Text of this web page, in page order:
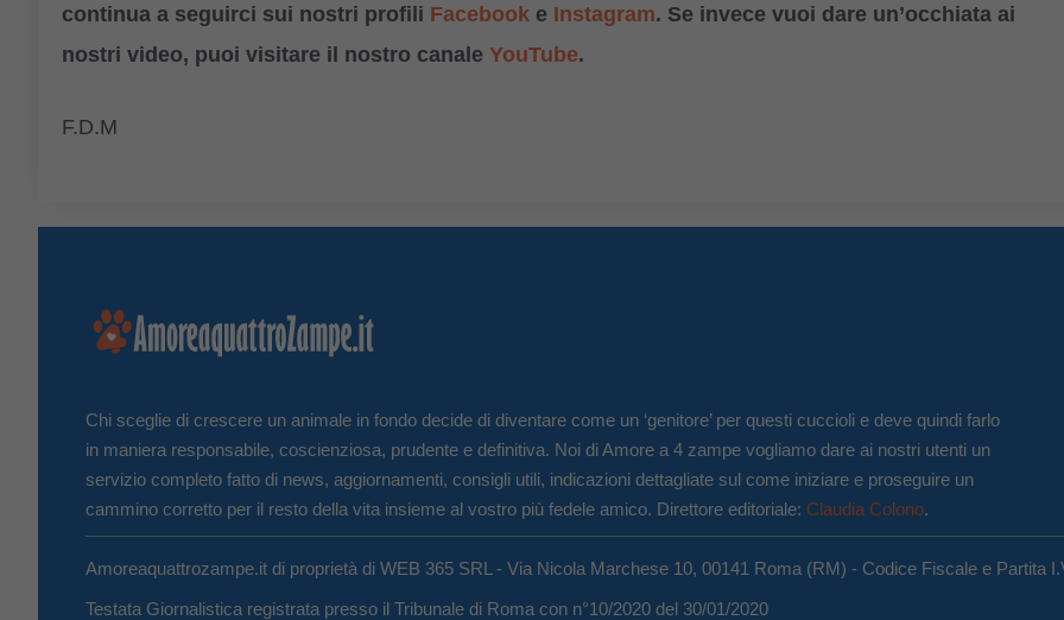
continua a seguirci sui nostri profili Facebook e Instagram. Se invece vuoi dare un’occhiata ai
nostri video, puoi visitare il nostro canale YouTube.
F.D.M
Chi sceglie di crescere un animale in fondo decide di diventare come un ‘genitore’ per questi cuccioli e deve quindi farlo
in maniera responsabile, coscienziosa, prudente e definitiva. Noi di Amore a 4 zampe vogliamo dare ai nostri utenti un
servizio completo fatto di news, aggiornamenti, consigli utili, indicazioni dettagliate sul come iniziare e proseguire un
cammino corretto per il resto della vita insieme al vostro più fedele amico. Direttore editoriale: Claudia Colono.
Amoreaquattrozampe.it di proprietà di WEB 365 SRL - Via Nicola Marchese 10, 00141 Roma (RM) - Codice Fiscale e Partita
Testata Giornalistica registrata presso il Tribunale di Roma con n°10/2020 del 30/01/2020